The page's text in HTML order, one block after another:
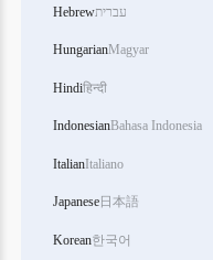
Hebrewעברית
HungarianMagyar
Hindiहिन्दी
IndonesianBahasa Indonesia
ItalianItaliano
Japanese日本語
Korean한국어